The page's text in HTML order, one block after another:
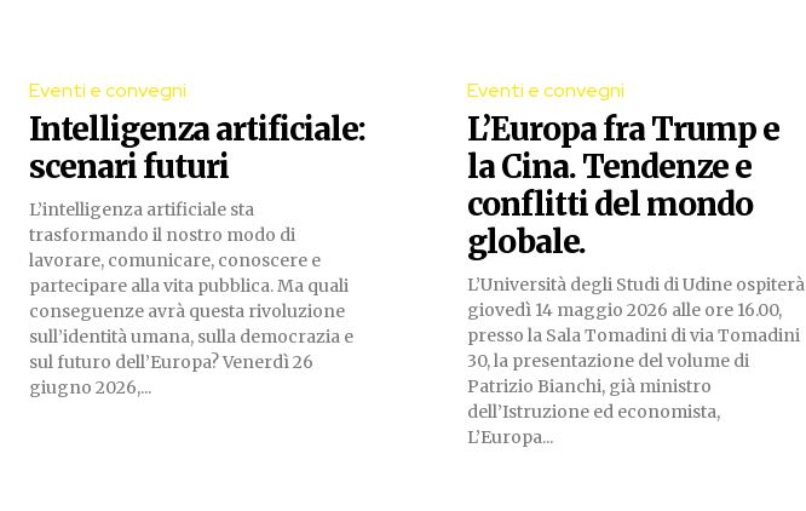
Eventi e convegni
Intelligenza artificiale:
scenari futuri
L’intelligenza artificiale sta
trasformando il nostro modo di
lavorare, comunicare, conoscere e
partecipare alla vita pubblica. Ma quali
conseguenze avrà questa rivoluzione
sull’identità umana, sulla democrazia e
sul futuro dell’Europa? Venerdì 26
giugno 2026,...
Eventi e convegni
L’Europa fra Trump e
la Cina. Tendenze e
conflitti del mondo
globale.
L’Università degli Studi di Udine ospiterà
giovedì 14 maggio 2026 alle ore 16.00,
presso la Sala Tomadini di via Tomadini
30, la presentazione del volume di
Patrizio Bianchi, già ministro
dell’Istruzione ed economista,
L’Europa...